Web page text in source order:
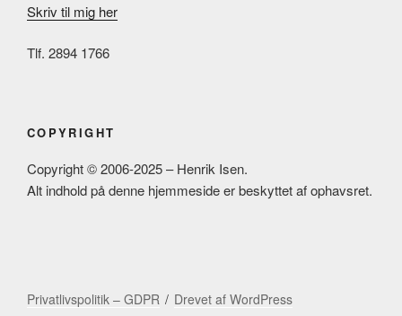
Skriv til mig her
Tlf. 2894 1766
COPYRIGHT
Copyright © 2006-2025 – Henrik Isen.
Alt indhold på denne hjemmeside er beskyttet af ophavsret.
Privatlivspolitik – GDPR Drevet af WordPress